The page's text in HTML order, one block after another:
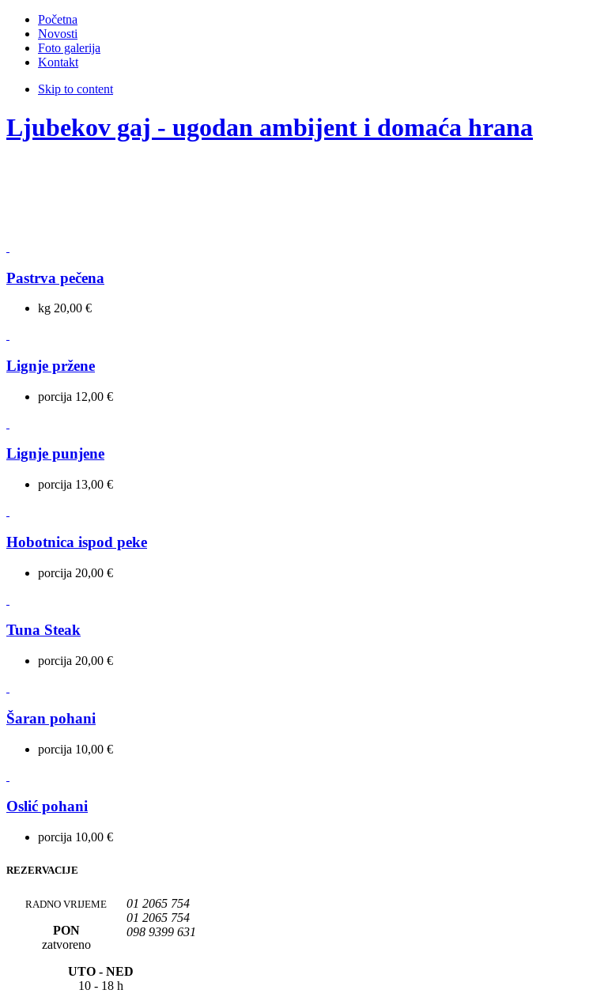
Početna
Novosti
Foto galerija
Kontakt
Skip to content
Ljubekov gaj - ugodan ambijent i domaća hrana
Pastrva pečena
kg 20,00 €
Lignje pržene
porcija 12,00 €
Lignje punjene
porcija 13,00 €
Hobotnica ispod peke
porcija 20,00 €
Tuna Steak
porcija 20,00 €
Šaran pohani
porcija 10,00 €
Oslić pohani
porcija 10,00 €
REZERVACIJE
01 2065 754
01 2065 754
098 9399 631
RADNO VRIJEME
PON
zatvoreno
UTO -NED
10 - 18 h